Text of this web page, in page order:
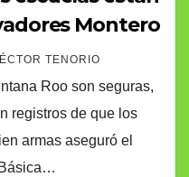
Montero
TENORIO
Roo son seguras,
registros de que los
armas aseguró el